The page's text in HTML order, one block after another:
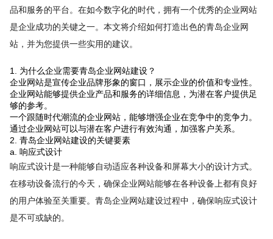
品和服务的平台。在如今数字化的时代，拥有一个优秀的企业网站
是企业成功的关键之一。本文将介绍如何打造出色的青岛企业网
站，并为您提供一些实用的建议。
1. 为什么企业需要青岛企业网站建设？
企业网站是宣传企业品牌形象的窗口，展示企业的价值和专业性。
企业网站能够提供企业产品和服务的详细信息，为潜在客户提供足
够的参考。
一个跟随时代潮流的企业网站，能够增强企业在竞争中的竞争力。
通过企业网站可以与潜在客户进行有效沟通，加强客户关系。
2. 青岛企业网站建设的关键要素
a. 响应式设计
响应式设计是一种能够自动适应各种设备和屏幕大小的设计方式。
在移动设备流行的今天，确保企业网站能够在各种设备上都有良好
的用户体验至关重要。青岛企业网站建设过程中，确保响应式设计
是不可或缺的。